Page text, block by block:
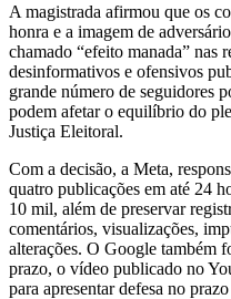
A magistrada afirmou que os
honra e a imagem de
chamado “efeito manada” nas
desinformativos e ofensivos
grande número de seguidores
podem afetar o equilíbrio do
Justiça Eleitoral.
Com a decisão, a Meta,
quatro publicações em até 24
10 mil, além de preservar
comentários, visualizações,
alterações. O Google também
prazo, o vídeo publicado no
para apresentar defesa no